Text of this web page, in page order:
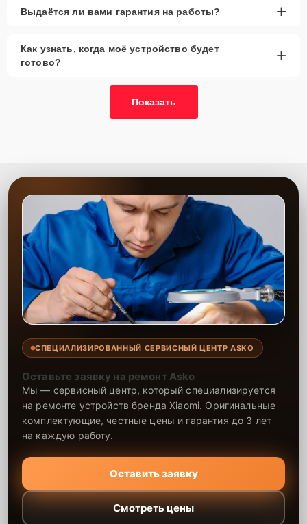
Выдаётся ли вами гарантия на работы? +
Как узнать, когда моё устройство будет
готово?
+
Показать
СПЕЦИАЛИЗИРОВАННЫЙ СЕРВИСНЫЙ ЦЕНТР ASKO
Оставьте заявку на ремонт Asko
Мы — сервисный центр, который специализируется
на ремонте устройств бренда Xiaomi. Оригинальные
комплектующие, честные цены и гарантия до 3 лет
на каждую работу.
Оставить заявку
Смотреть цены